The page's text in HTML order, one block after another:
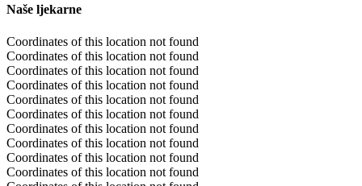
Naše ljekarne
Coordinates of this location not found
Coordinates of this location not found
Coordinates of this location not found
Coordinates of this location not found
Coordinates of this location not found
Coordinates of this location not found
Coordinates of this location not found
Coordinates of this location not found
Coordinates of this location not found
Coordinates of this location not found